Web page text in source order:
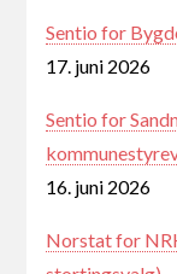
Sentio for
17. juni 2026
Sentio for
16. juni 2026
Norstat for